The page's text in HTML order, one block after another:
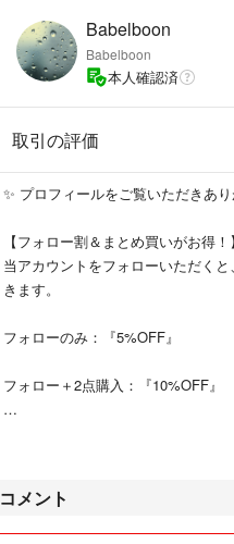
Babelboon
Babelboon
本人確認済
取引の評価
✨ プロフィールをご覧いただきあ
【フォロー割＆まとめ買いがお得！】
当アカウントをフォローいただく
きます。
フォローのみ：『5%OFF』
フォロー＋2点購入：『10%OFF』
割引希望の方は、必ず「購入前」に
ム上、購入後の価格変更はできま
コメント